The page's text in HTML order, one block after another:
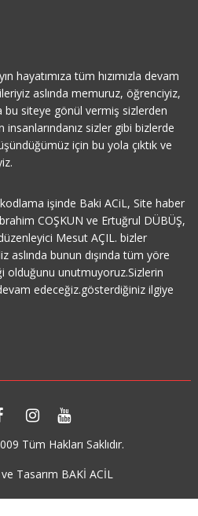
hayatımıza tüm hızımızla devam
aslında memuruz, öğrenciyiz,
bu siteye gönül vermiş sizlerden
sizler gibi bizlerde
için bu yola çıktık ve
işinde Baki ACiL, Site haber
COŞKUN ve Ertuğrul DÜBÜŞ,
Mesut AÇIL. bizler
aslında bunun dışında tüm yöre
olduğunu unutmuyoruz.Sizlerin
edeceğiz.gösterdiğiniz ilgiye
Tüm Hakları Saklıdır.
Tasarım BAKİ ACİL